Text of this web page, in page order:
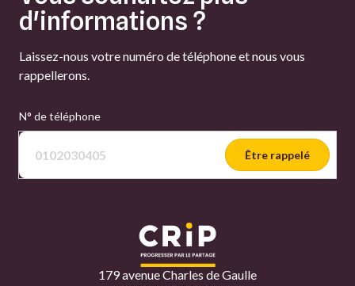
d'informations ?
Laissez-nous votre numéro de téléphone et nous vous
rappellerons.
N° de téléphone
Être rappelé
179 avenue Charles de Gaulle